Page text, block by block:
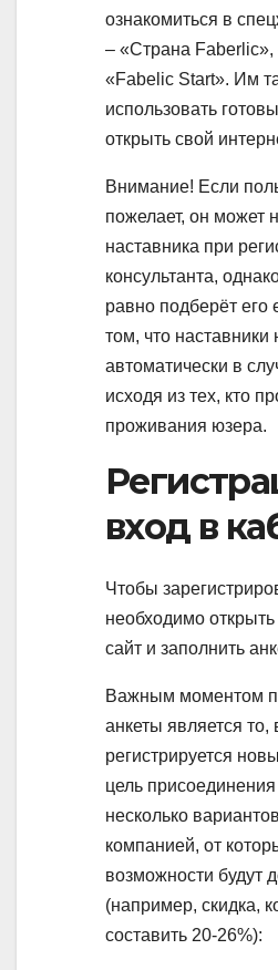
ознакомиться в
– «Страна
«Fabelic Start». Им
использовать
открыть свой
Внимание! Если
пожелает, он может
наставника при
консультанта,
равно подберёт его
том, что наставники
автоматически в
исходя из тех, кто
проживания юзера.
вход в
Чтобы
необходимо
сайт и заполнить
Важным моментом
анкеты является то,
регистрируется
цель
несколько
компанией, от
возможности будут
(например, скидка,
составить 20-26%):